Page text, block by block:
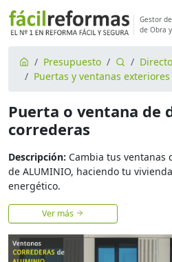
Gestor
de Obra
Presupuesto
Puertas y ventanas exteriores
Puerta o ventana de
correderas
Descripción: Cambia tus ventanas
de ALUMINIO, haciendo tu
energético.
Ver más